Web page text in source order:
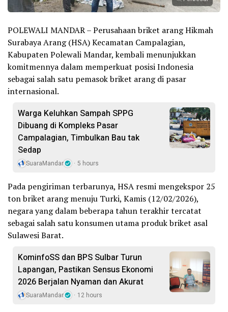
POLEWALI MANDAR – Perusahaan briket arang Hikmah
Surabaya Arang (HSA) Kecamatan Campalagian,
Kabupaten Polewali Mandar, kembali menunjukkan
komitmennya dalam memperkuat posisi Indonesia
sebagai salah satu pemasok briket arang di pasar
internasional.
Warga Keluhkan Sampah SPPG
Dibuang di Kompleks Pasar
Campalagian, Timbulkan Bau tak
Sedap
SuaraMandar 5 hours
Pada pengiriman terbarunya, HSA resmi mengekspor 25
ton briket arang menuju Turki, Kamis (12/02/2026),
negara yang dalam beberapa tahun terakhir tercatat
sebagai salah satu konsumen utama produk briket asal
Sulawesi Barat.
KominfoSS dan BPS Sulbar Turun
Lapangan, Pastikan Sensus Ekonomi
2026 Berjalan Nyaman dan Akurat
SuaraMandar 12 hours